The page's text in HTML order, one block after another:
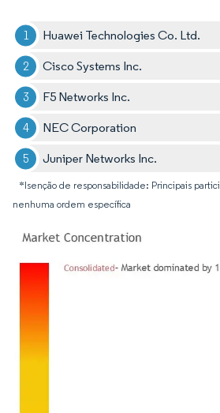
Huawei Technologies Co. Ltd.
Cisco Systems Inc.
F5 Networks Inc.
NEC Corporation
Juniper Networks Inc.
*Isenção de responsabilidade: Principais
nenhuma ordem específica